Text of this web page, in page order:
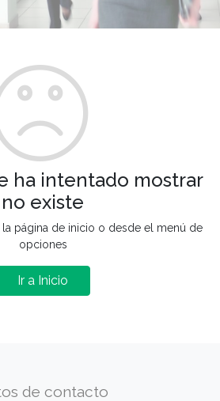
ha intentado mostrar
no existe
la página de inicio o desde el menú de
opciones
Ir a Inicio
de contacto